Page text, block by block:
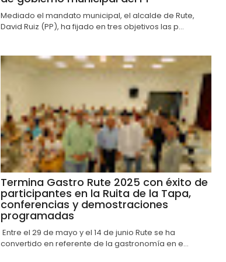
Mediado el mandato municipal, el alcalde de Rute,
David Ruiz (PP), ha fijado en tres objetivos las p...
Termina Gastro Rute 2025 con éxito de
participantes en la Ruita de la Tapa,
conferencias y demostraciones
programadas
Entre el 29 de mayo y el 14 de junio Rute se ha
convertido en referente de la gastronomía en e...